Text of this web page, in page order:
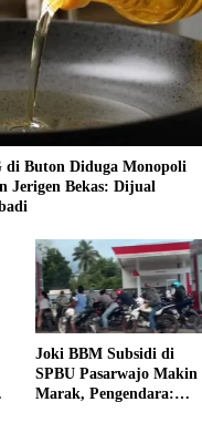
di Buton Diduga Monopoli
Jerigen Bekas: Dijual
Joki BBM Subsidi di
SPBU Pasarwajo Makin
Marak, Pengendara: